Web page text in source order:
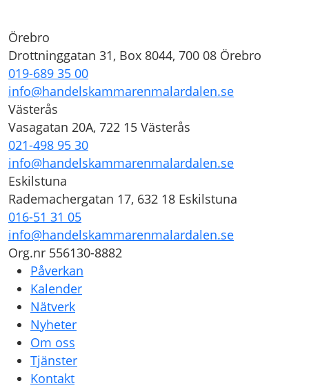
Örebro
Drottninggatan 31, Box 8044, 700 08 Örebro
019-689 35 00
info@handelskammarenmalardalen.se
Västerås
Vasagatan 20A, 722 15 Västerås
021-498 95 30
info@handelskammarenmalardalen.se
Eskilstuna
Rademachergatan 17, 632 18 Eskilstuna
016-51 31 05
info@handelskammarenmalardalen.se
Org.nr 556130-8882
Påverkan
Kalender
Nätverk
Nyheter
Om oss
Tjänster
Kontakt